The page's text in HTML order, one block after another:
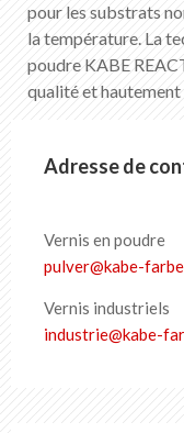
pour les substrats
la température. La
poudre KABE
qualité et
Adresse de
Vernis en poudre
pulver@kabe-
Vernis industriels
industrie@kabe-